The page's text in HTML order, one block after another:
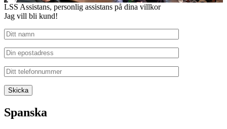
LSS Assistans, personlig assistans på dina villkor
Jag vill bli kund!
Spanska